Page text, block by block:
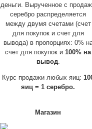
деньги. Вырученное с
серебро распределяется
между двумя счетами (счет
для покупок и счет для
вывода) в пропорциях: 0%
счет для покупок и100% на
вывод.
Курс продажи любых яиц:
яиц = 1 серебро.
Магазин